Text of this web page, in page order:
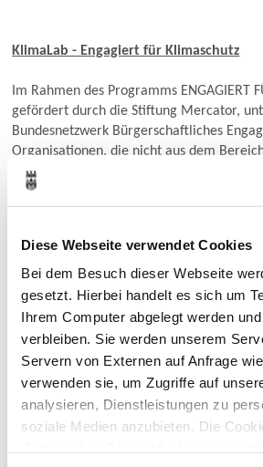
Diese Webseite verwendet Cookies
Bei dem Besuch dieser Webseite
gesetzt. Hierbei handelt es sich um
Ihrem Computer abgelegt werden
verbleiben. Sie werden unserem
Servern von Externen auf Anfrage
verwenden sie, um Zugriffe auf
analysieren, Dienstleistungen zu
soziale Medien anzubieten. Die
KlimaLab - Engagiert für Klimaschutz
Im Rahmen des Programms ENGAGIERT
gefördert durch die Stiftung Mercator,
Bundesnetzwerk Bürgerschaftliches
Organisationen, die nicht aus dem
Klimaschutz kommen dabei, Strategien
Klimaschutz mit ihren Kernanliegen zu
langfristig in ihren Strukturen zu
Netzwerkaufbau und finanzielle
Die teilnehmenden Organisationen
Zeitraum von 12 Monaten eine finanzielle
20.000 Euro zur Umsetzung ihrer
Gemeldete Ladepunkte werden auf der
veröffentlicht.
Hier gehts zur KlimaLab-Internetseite.